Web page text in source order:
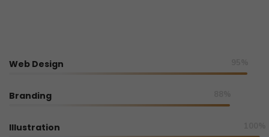
Web Design
Branding
Illustration